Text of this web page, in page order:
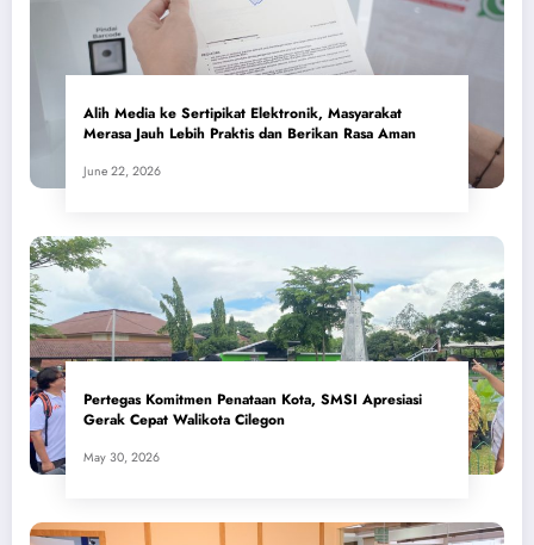
Alih Media ke Sertipikat Elektronik, Masyarakat
Merasa Jauh Lebih Praktis dan Berikan Rasa Aman
June 22, 2026
Pertegas Komitmen Penataan Kota, SMSI Apresiasi
Gerak Cepat Walikota Cilegon
May 30, 2026